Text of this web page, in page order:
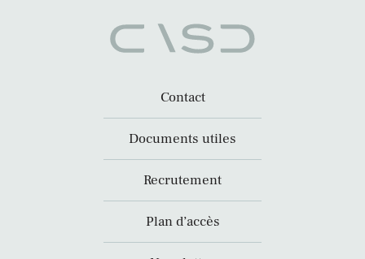
Contact
Documents utiles
Recrutement
Plan d’accès